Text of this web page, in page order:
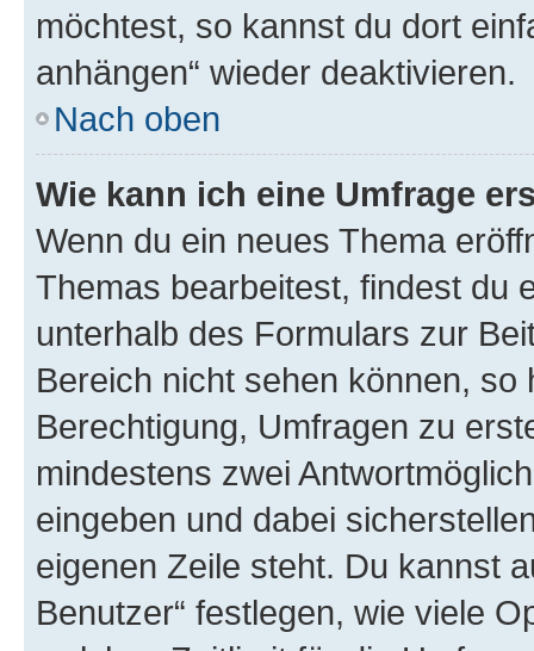
möchtest, so kannst du dort
anhängen“ wieder deaktivieren.
Nach oben
Wie kann ich eine Umfrage
Wenn du ein neues Thema
Themas bearbeitest, findest du
unterhalb des Formulars zur
Bereich nicht sehen können,
Berechtigung, Umfragen zu
mindestens zwei
eingeben und dabei
eigenen Zeile steht. Du kannst
Benutzer“ festlegen, wie viele